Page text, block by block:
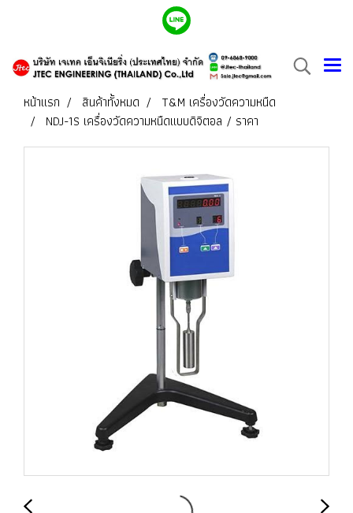
หน้าแรก สินค้าทั้งหมด
T&M เครื่องวัดความหนืด
NDJ-1S เครื่องวัดความหนืดแบบดิจิตอล / ราคา